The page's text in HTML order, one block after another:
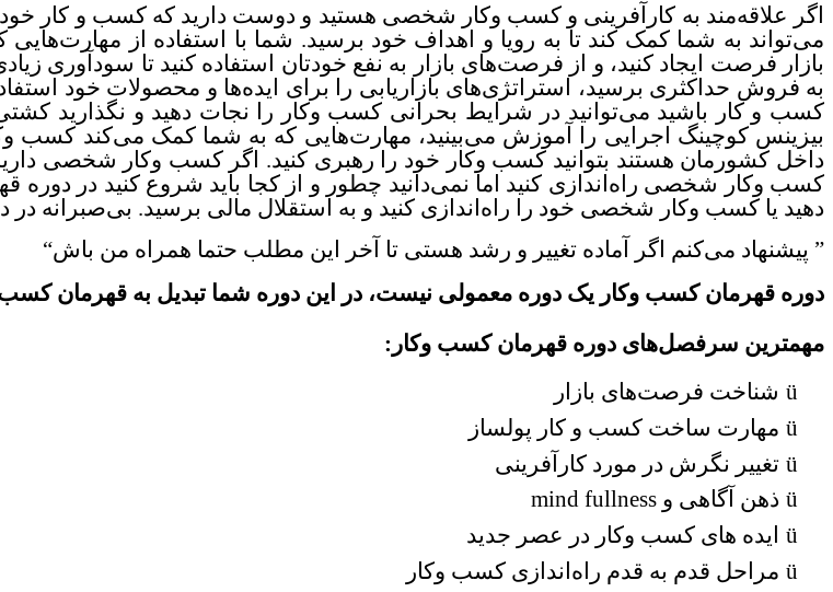
اگر علاقه‌مند به کارآفرینی و کسب وکار شخصی هستید و دوست دارید که کسب و کار
می‌تواند به شما کمک کند تا به رویا و اهداف خود برسید. شما با استفاده از
بازار فرصت ایجاد کنید، و از فرصت‌های بازار به نفع خودتان استفاده کنید تا سودآوری
به فروش حداکثری برسید، استراتژی‌های بازاریابی را برای ایده‌ها و محصولات خود
کسب و کار باشید می‌توانید در شرایط بحرانی کسب وکار را نجات دهید و نگذارید
بیزینس کوچینگ اجرایی را آموزش می‌بینید، مهارت‌هایی که به شما کمک می‌کند کسب
داخل کشورمان هستند بتوانید کسب وکار خود را رهبری کنید. اگر کسب وکار شخصی
کسب وکار شخصی راه‌اندازی کنید اما نمی‌دانید چطور و از کجا باید شروع کنید در
دهید یا کسب وکار شخصی خود را راه‌اندازی کنید و به استقلال مالی برسید. بی‌صبرانه
” پیشنهاد می‌کنم اگر آماده تغییر و رشد هستی تا آخر این مطلب حتما همراه من باش“
دوره قهرمان کسب وکار یک دوره معمولی نیست، در این دوره شما تبدیل به قهرمان
مهمترین سرفصل‌های دوره قهرمان کسب وکار:
ü شناخت فرصت‌های بازار
ü مهارت ساخت کسب و کار پولساز
ü تغییر نگرش در مورد کارآفرینی
ü ذهن آگاهی و mind fullness
ü ایده های کسب وکار در عصر جدید
ü مراحل قدم به قدم راه‌اندازی کسب وکار